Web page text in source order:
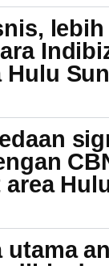
Hulu
area
utama